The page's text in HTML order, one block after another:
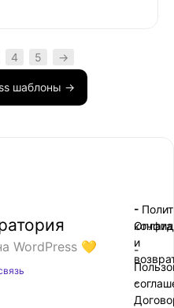
4 5 →
шаблоны →
WordPress 💛
-
-
-
Оплата
и
-